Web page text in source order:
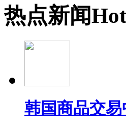
热点新闻Hot
韩国商品交